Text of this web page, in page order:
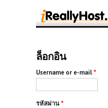
ล็อกอิน
Username or e-mail *
รหัสผ่าน *